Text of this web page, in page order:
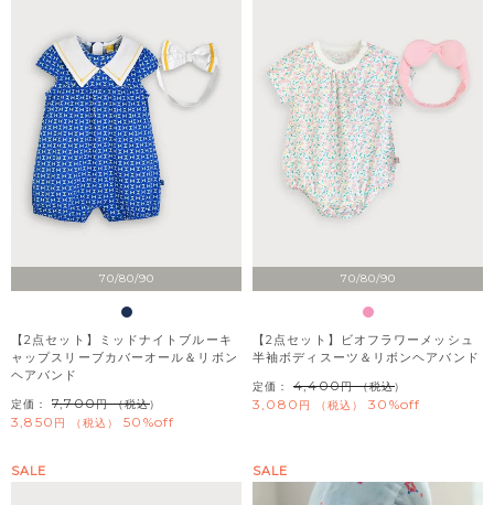
70/80/90
【2点セット】ミッドナイトブルーキ
ャップスリーブカバーオール＆リボン
ヘアバンド
定価： 7,700 （税込）
3,850 税込 50%off
70/80/90
【2点セット】ビオフラワーメッシュ
半袖ボディスーツ＆リボンヘアバンド
定価： 4,400 （税込）
3,080 税込 30%off
SALE SALE